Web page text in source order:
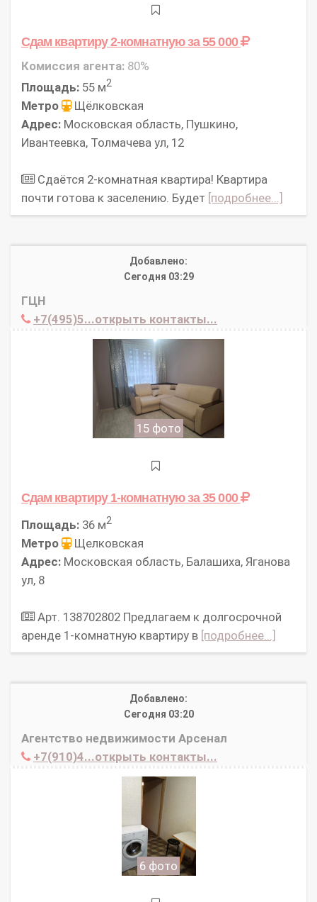
Сдам квартиру 2-комнатнуюза 55 000
Комиссия агента: 80%
Площадь: 55 м2
Метро
Щёлковская
Адрес: Московская область, Пушкино,
Ивантеевка, Толмачева ул, 12
Сдаётся 2-комнатная квартира! Квартира
почти готова к заселению. Будет [подробнее...]
Добавлено:
Сегодня 03:29
ГЦН
+7(495)5...открыть контакты...
15 фото
Сдам квартиру 1-комнатнуюза 35 000
Площадь: 36 м2
Метро
Щелковская
Адрес: Московская область, Балашиха, Яганова
ул, 8
Арт. 138702802 Предлагаем к долгосрочной
аренде 1-комнатную квартиру в [подробнее...]
Добавлено:
Сегодня 03:20
Агентство недвижимости Арсенал
+7(910)4...открыть контакты...
6 фото